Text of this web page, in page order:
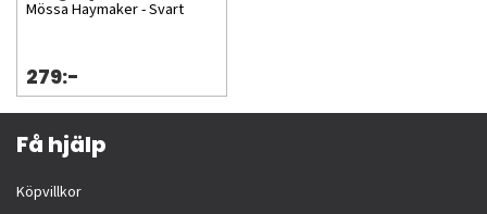
Mössa Haymaker - Svart
279:-
Få hjälp
Köpvillkor